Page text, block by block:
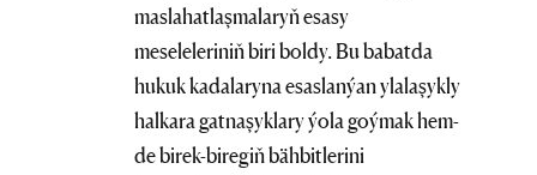
maslahatlaşmalaryň esasy
meseleleriniň biri boldy. Bu babatda
hukuk kadalaryna esaslanýan ylalaşykly
halkara gatnaşyklary ýola goýmak hem-
de birek-biregiň bähbitlerini